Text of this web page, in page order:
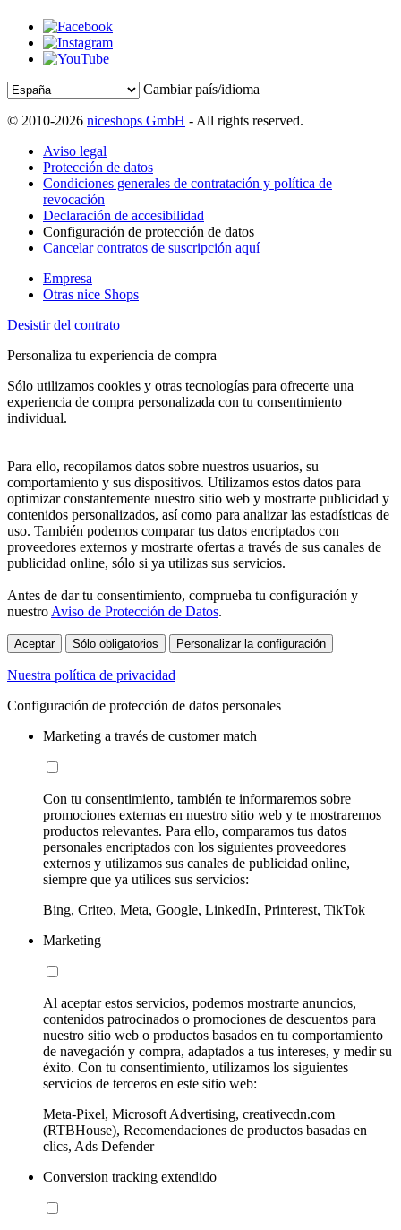
Cambiar país/idioma
© 2010-2026 niceshops GmbH - All rights reserved.
Aviso legal
Protección de datos
Condiciones generales de contratación y política de
revocación
Declaración de accesibilidad
Configuración de protección de datos
Cancelar contratos de suscripción aquí
Empresa
Otras nice Shops
Desistir del contrato
Personaliza tu experiencia de compra
Sólo utilizamos cookies y otras tecnologías para ofrecerte una
experiencia de compra personalizada con tu consentimiento
individual.
Para ello, recopilamos datos sobre nuestros usuarios, su
comportamiento y sus dispositivos. Utilizamos estos datos para
optimizar constantemente nuestro sitio web y mostrarte publicidad y
contenidos personalizados, así como para analizar las estadísticas de
uso. También podemos comparar tus datos encriptados con
proveedores externos y mostrarte ofertas a través de sus canales de
publicidad online, sólo si ya utilizas sus servicios.
Antes de dar tu consentimiento, comprueba tu configuración y
nuestro Aviso de Protección de Datos.
Aceptar Sólo obligatorios Personalizar la configuración
Nuestra política de privacidad
Configuración de protección de datos personales
Marketing a través de customer match
Con tu consentimiento, también te informaremos sobre
promociones externas en nuestro sitio web y te mostraremos
productos relevantes. Para ello, comparamos tus datos
personales encriptados con los siguientes proveedores
externos y utilizamos sus canales de publicidad online,
siempre que ya utilices sus servicios:
Bing, Criteo, Meta, Google, LinkedIn, Printerest, TikTok
Marketing
Al aceptar estos servicios, podemos mostrarte anuncios,
contenidos patrocinados o promociones de descuentos para
nuestro sitio web o productos basados en tu comportamiento
de navegación y compra, adaptados a tus intereses, y medir su
éxito. Con tu consentimiento, utilizamos los siguientes
servicios de terceros en este sitio web:
Meta-Pixel, Microsoft Advertising, creativecdn.com
(RTBHouse), Recomendaciones de productos basadas en
clics, Ads Defender
Conversion tracking extendido